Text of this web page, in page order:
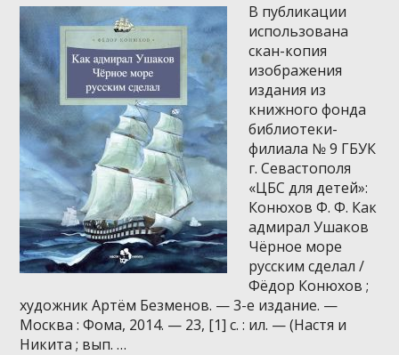
В публикации
использована
скан-копия
изображения
издания из
книжного фонда
библиотеки-
филиала № 9 ГБУК
г. Севастополя
«ЦБС для детей»:
Конюхов Ф. Ф. Как
адмирал Ушаков
Чёрное море
русским сделал /
Фёдор Конюхов ;
художник Артём Безменов. — 3-е издание. —
Москва : Фома, 2014. — 23, [1] с. : ил. — (Настя и
Никита ; вып. …